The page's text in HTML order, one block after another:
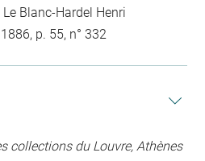
Blanc-Hardel Henri
p. 55, n° 332
collections du Louvre, Athènes